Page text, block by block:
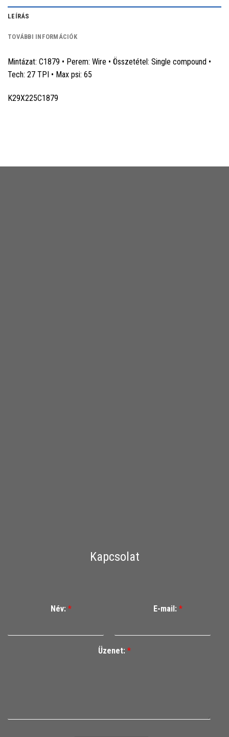
LEÍRÁS
TOVÁBBI INFORMÁCIÓK
Mintázat: C1879 • Perem: Wire • Összetétel: Single compound •
Tech: 27 TPI • Max psi: 65
K29X225C1879
Kapcsolat
Név: * E-mail: *
Üzenet: *